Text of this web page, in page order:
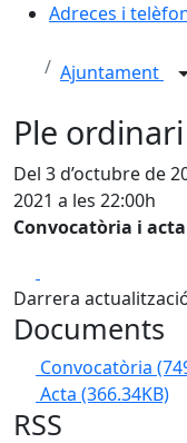
Adreces i
Ajuntament
Ple
Del 3 d’octubre de
2021 a les 22:00h
Convocatòria i acta
Darrera
Documents
Convocatòria
Acta (366.34KB)
RSS